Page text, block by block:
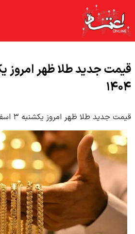
۱۴۰۴
قیمت جدید طلا ظهر امروز یکشنبه ۳ اسفند ۱۴۰۴ اعلام شد.